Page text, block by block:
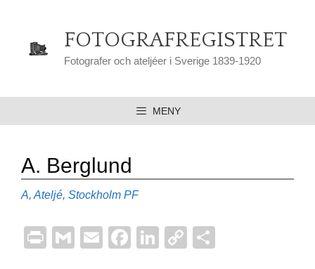
FOTOGRAFREGISTRET
Fotografer och ateljéer i Sverige 1839-1920
MENY
A. Berglund
Kategorier
A, Ateljé, Stockholm Etiketter
PF
Pr G
E
F
Li
C